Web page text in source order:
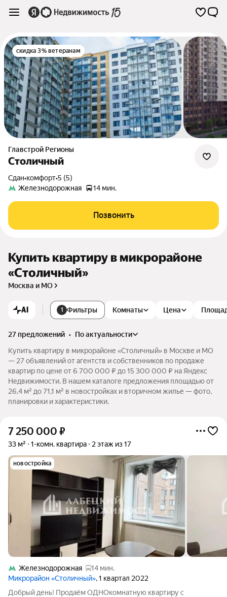
скидка 3% ветеранам
Главстрой Регионы
Столичный
Сдан•комфорт•5 (5)
Железнодорожная
14 мин.
Позвонить
Купить квартиру в микрорайоне
«Столичный»
Москва и МО
AI 1 Фильтры Комнаты Цена
27 предложений •
по актуальности
Купить квартиру в микрорайоне «Столичный» в Москве и МО
— 27 объявлений от агентств и собственников по продаже
квартир по цене от 6 700 000 ₽ до 15 300 000 ₽ на Яндекс
Недвижимости. В нашем каталоге предложения площадью от
26,4 м² до 71,1 м² в новостройках и вторичном жилье — фото,
планировки и характеристики.
7 250 000 ₽
33 м² 1-комн. квартира 2 этаж из 17
новостройка
Железнодорожная
14 мин.
Микрорайон «Столичный», 1 квартал 2022
Добрый день! Продаём ОДНОкомнатную квартиру с